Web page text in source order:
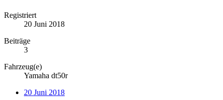
Registriert
20 Juni 2018
Beiträge
3
Fahrzeug(e)
Yamaha dt50r
20 Juni 2018